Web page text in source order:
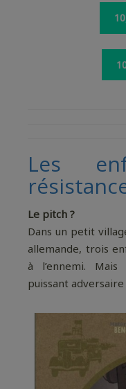
Les
Le pitch ?
Dans un petit
allemande, trois
à l’ennemi.
puissant adversaire